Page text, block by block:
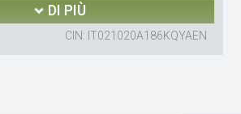
DI PIÙ
CIN: IT021020A186KQYAEN